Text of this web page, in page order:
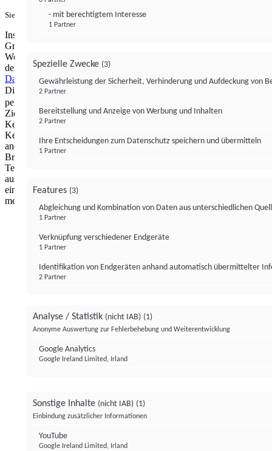
Sie haben ein PUR-Abo?Hier anmelden.
Institutional Money mit Werbung: Wir nutzen aus wirtschaftlichen
Gründen die Möglichkeit, unsere Webseite Dritten als digitalen
Werbeplatz zur Verfügung zu stellen. Über Verarbeitungen, die in
der Verantwortung von uns liegen, können Sie sich in unserer
Datenschutzerklärungnäher informieren.Zur Bereitstellung unserer
Dienste nutzen wir Technologien von
personalisierte Werbung, Messung von Werbeleistung und
Zielgruppenforschung. Cookies, Endgeräte- oder ähnliche Online-
Kennungen (z. B. login-basierte Kennungen, zufällig generierte
Kennungen, netzwerkbasierte Kennungen) können zusammen mit
anderen Informationen (z. B. Browsertyp und
Browserinformationen, Sprache, Bildschirmgröße, unterstützte
Technologien usw.) auf Ihrem Endgerät gespeichert oder von dort
ausgelesen werden, um es jedes Mal wiederzuerkennen, wenn es
eine App oder einer Webseite aufruft. Dies geschieht für einen oder
mehrere der hier aufgeführten Verarbeitungszwecke.
- mit berechtigtem Interesse
1 Partner
Spezielle Zwecke (3)
Gewährleistung der Sicherheit, Verhinderung und Aufdeckung von
2 Partner
Bereitstellung und Anzeige von Werbung und Inhalten
2 Partner
Ihre Entscheidungen zum Datenschutz speichern und übermitteln
1 Partner
Features (3)
Abgleichung und Kombination von Daten aus unterschiedlichen
1 Partner
Verknüpfung verschiedener Endgeräte
1 Partner
Identifikation von Endgeräten anhand automatisch übermittelter
2 Partner
Analyse / Statistik (nicht IAB) (1)
Anonyme Auswertung zur Fehlerbehebung und Weiterentwicklung
Google Analytics
Google Ireland Limited, Irland
Sonstige Inhalte (nicht IAB) (1)
Einbindung zusätzlicher Informationen
YouTube
Google Ireland Limited, Irland
Institutional Money
ImpressumDatenschutzerklärung